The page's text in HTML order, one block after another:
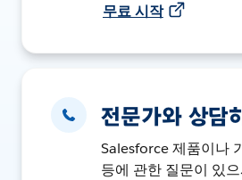
무료 시작
전문가와 상담
Salesforce 제품이나
등에 관한 질문이 있